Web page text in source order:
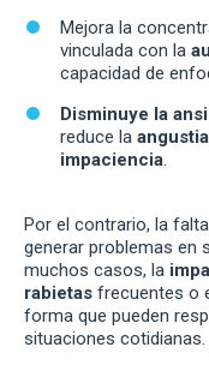
Mejora la
vinculada con la
capacidad de
Disminuye la
reduce la angustia
impaciencia.
Por el contrario, la
generar problemas en
muchos casos, la
rabietas frecuentes o
forma que pueden
situaciones cotidianas.